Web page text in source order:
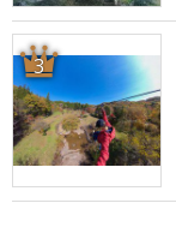
3